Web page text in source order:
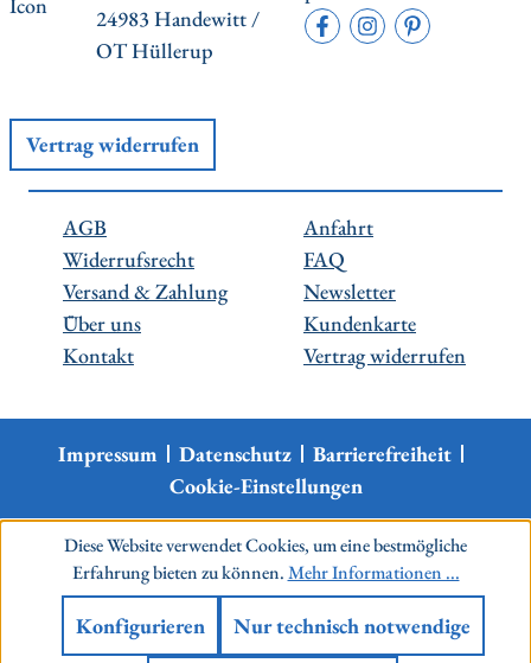
24983 Handewitt /
OT Hüllerup
Vertrag widerrufen
AGB
Widerrufsrecht
Versand & Zahlung
Über uns
Kontakt
Anfahrt
FAQ
Newsletter
Kundenkarte
Vertrag widerrufen
Impressum Datenschutz
Barrierefreiheit
Cookie-Einstellungen
Diese Website verwendet Cookies, um eine bestmögliche
Erfahrung bieten zu können.Mehr Informationen ...
Nur technisch notwendige
Konfigurieren